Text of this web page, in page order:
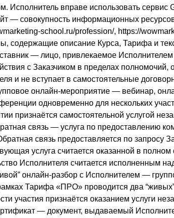
Исполнитель вправе использовать
— совокупность информационных
school.ru/profession/, https://
содержащие описание Курса, Тарифа и
— лицо, привлекаемое
с Заказчиком в пределах
и не вступает в самостоятельные
онлайн-мероприятие — вебинар,
одновременно для нескольких
признаётся самостоятельной услугой
связь — услуга по предоставлению
связь предоставляется по запросу
услуга считается оказанной в
Исполнителя считается исполненным
онлайн-разбор с Исполнителем —
Тарифа «ПРО» проводится два
участия признаётся оказанием услуги
— документ, выдаваемый